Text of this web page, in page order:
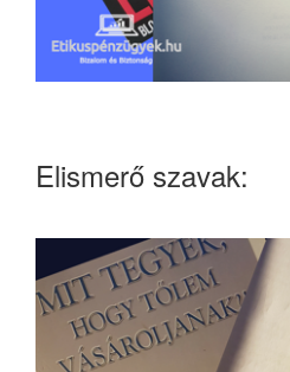
Elismerő szavak: